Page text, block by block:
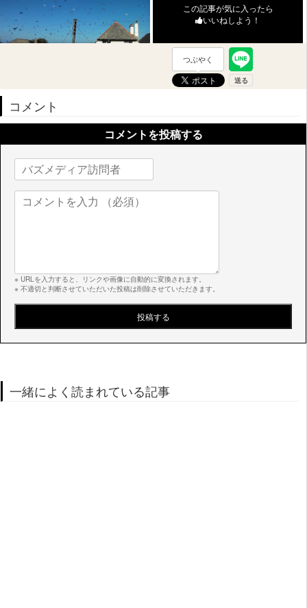
この記事が気に入ったら
いいねしよう！
つぶやく
コメント
コメントを投稿する
※ URLを入力すると、リンクや画像に自動的に変換されます。
※ 不適切と判断させていただいた投稿は削除させていただきます。
一緒によく読まれている記事